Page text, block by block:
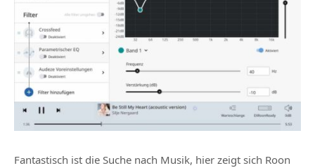
Fantastisch ist die Suche nach Musik, hier zeigt sich Roon